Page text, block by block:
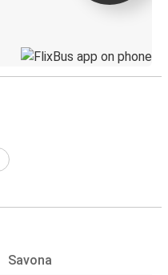
Savona